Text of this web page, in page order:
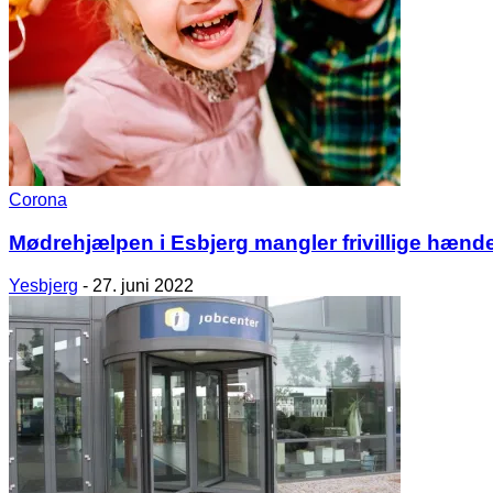
Corona
Mødrehjælpen i Esbjerg mangler frivillige
Yesbjerg - 27. juni 2022